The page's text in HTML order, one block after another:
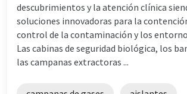
descubrimientos y la atención clínica
soluciones innovadoras para la
control de la contaminación y los
Las cabinas de seguridad biológica, los
las campanas extractoras ...